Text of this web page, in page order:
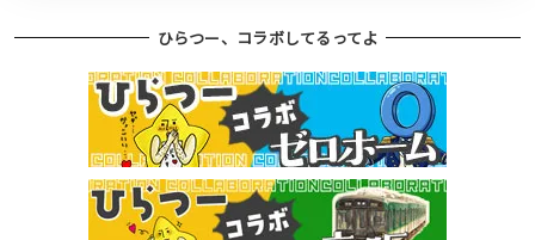
ひらつー、コラボしてるってよ